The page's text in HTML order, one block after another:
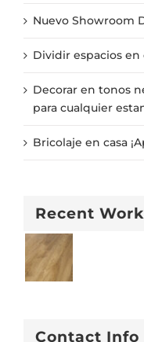
Nuevo Showroom
Dividir espacios en
Decorar en tonos
para cualquier
Bricolaje en casa
Recent
Contact Info